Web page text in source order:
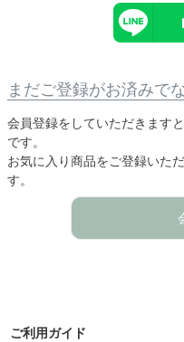
まだご登録がお済みで
会員登録をしていただきます
です。
お気に入り商品をご登録いた
す。
ご利用ガイド